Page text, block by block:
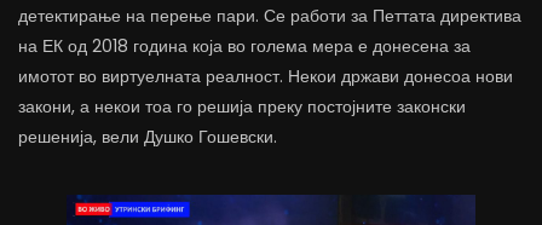
детектирање на перење пари. Се работи за Петтата директива
на ЕК од 2018 година која во голема мера е донесена за
имотот во виртуелната реалност. Некои држави донесоа нови
закони, а некои тоа го решија преку постојните законски
решенија, вели Душко Гошевски.